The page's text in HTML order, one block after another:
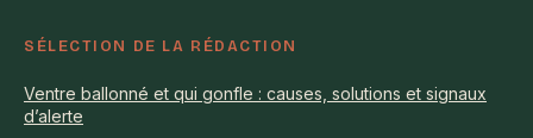
SÉLECTION DE LA RÉDACTION
Ventre ballonné et qui gonfle : causes, solutions et signaux
d’alerte